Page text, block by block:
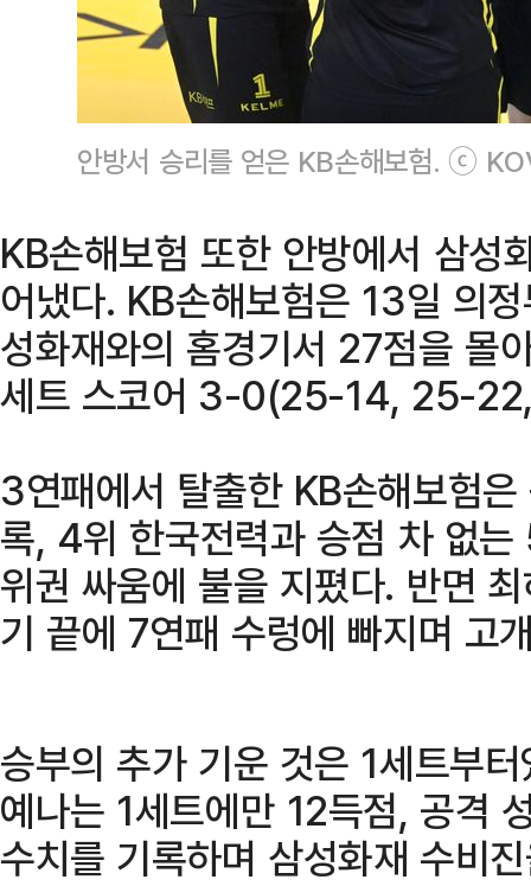
안방서 승리를 얻은 KB손해보험. ⓒ
KB손해보험 또한 안방에서 삼성
어냈다. KB손해보험은 13일 의
성화재와의 홈경기서 27점을 몰
세트 스코어 3-0(25-14, 25-
3연패에서 탈출한 KB손해보험
록, 4위 한국전력과 승점 차 없
위권 싸움에 불을 지폈다. 반면
기 끝에 7연패 수렁에 빠지며 고
승부의 추가 기운 것은 1세트부
예나는 1세트에만 12득점, 공격
수치를 기록하며 삼성화재 수비